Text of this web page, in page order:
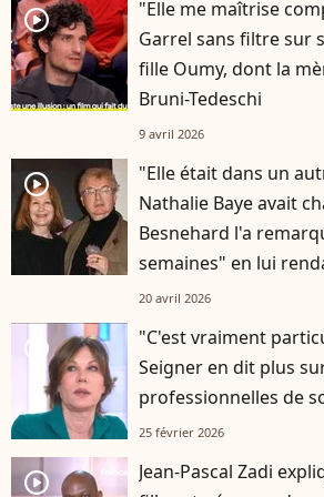
player2
"Elle me maîtrise
Garrel sans filtre sur
fille Oumy, dont la
Bruni-Tedeschi
9 avril 2026
player2
"Elle était dans un
Nathalie Baye avait
Besnehard l'a
semaines" en lui
20 avril 2026
player2
"C'est vraiment
Seigner en dit plus
professionnelles de
25 février 2026
player2
Jean-Pascal Zadi